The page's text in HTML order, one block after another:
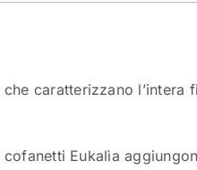
caratterizzano l’intera
Eukalìa